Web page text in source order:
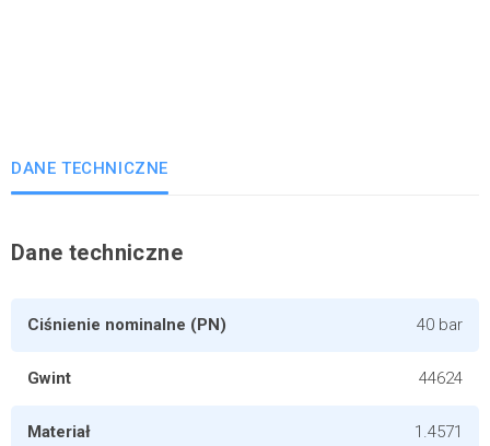
DANE TECHNICZNE
Dane techniczne
Ciśnienie nominalne (PN) 40 bar
Gwint 44624
Materiał 1.4571